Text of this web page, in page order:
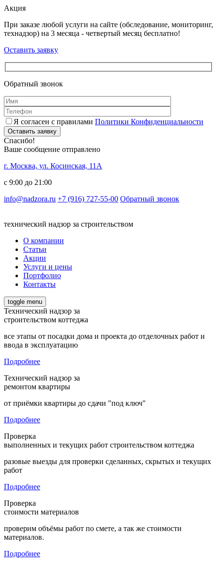
Акция
При заказе любой услуги на сайте (обследование, мониторинг,
технадзор) на 3 месяца - четвертый месяц бесплатно!
Оставить заявку
Обратный звонок
Я согласен с правилами Политики Конфиденциальности
Оставить заявку
Спасибо!
Ваше сообщение отправлено
г. Москва, ул. Косинская, 11А
с 9:00 до 21:00
info@nadzora.ru +7 (916) 727-55-00 Обратный звонок
технический надзор за строительством
О компании
Статьи
Акции
Услуги и цены
Портфолио
Контакты
toggle menu
Технический надзор за
строительством коттеджа
все этапы от посадки дома и проекта до отделочных работ и
ввода в эксплуатацию
Подробнее
Технический надзор за
ремонтом квартиры
от приёмки квартиры до сдачи "под ключ"
Подробнее
Проверка
выполненных и текущих работ строительством коттеджа
разовые выезды для проверки сделанных, скрытых и текущих
работ
Подробнее
Проверка
стоимости материалов
проверим объёмы работ по смете, а так же стоимости
материалов.
Подробнее